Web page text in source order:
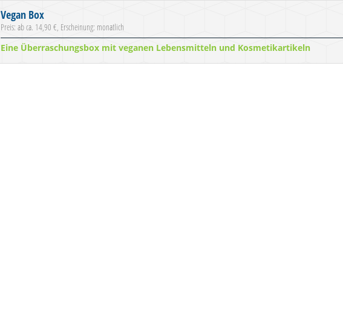
Vegan Box
Preis: ab ca. 14,90 €, Erscheinung: monatlich
Eine Überraschungsbox mit veganen Lebensmitteln und Kosmetikartikeln